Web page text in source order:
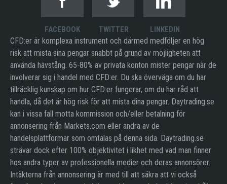
FACEBOOK TWITTER LINKEDIN
CFD:er är komplexa instrument och därmed medföljer en hög
risk att mista sina pengar snabbt på grund av möjligheten att
använda hävstång. 65-80% av privata konton mister pengar när de
involverar sig i handel med CFD:er. Du ska överväga om du har
tillräcklig kunskap om hur CFD:er fungerar, om du har råd att
handla, då det är hög risk för att mista dina pengar. Daytrading.se
kan i vissa fall motta kommission och/eller betalning för
annonsering från Markets.com eller andra av de
handelsplattformar som omtalas på denna sida. Daytrading.se
strävar dock efter 100% objektivitet i likhet med vad man finner
hos andra typer av professionella medier och deras annonsörer.
Intäkterna från annonsering är med till att säkra att vi också